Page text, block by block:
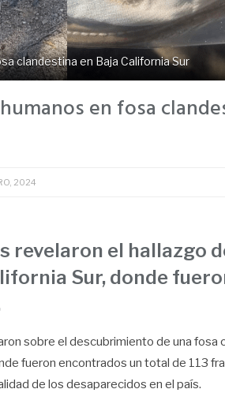
clandestina en Baja California Sur
en fosa
2024
revelaron el hallazgo
Sur, donde
sobre el descubrimiento de una fosa
fueron encontrados un total de 113
de los desaparecidos en el país.